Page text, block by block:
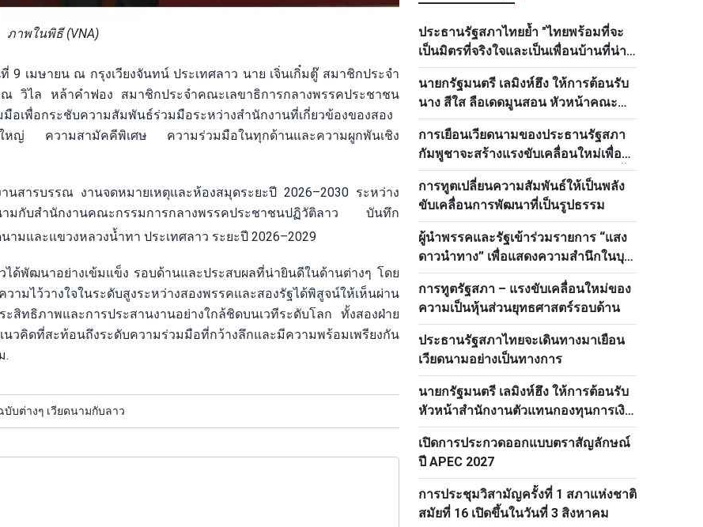
ภาพในพิธี (VNA)
9 เมษายน ณ กรุงเวียงจันทน์ ประเทศลาว นาย เจิ่นเกิ๋มตู๊ สมาชิกประจำ
วิไล หล้าคำฟอง สมาชิกประจำคณะเลขาธิการกลางพรรคประชาชน
อเพื่อกระชับความสัมพันธ์ร่วมมือระหว่างสำนักงานที่เกี่ยวข้องของสอง
หญ่ ความสามัคคีพิเศษ ความร่วมมือในทุกด้านและความผูกพันเชิง
นสารบรรณ งานจดหมายเหตุและห้องสมุดระยะปี 2026–2030 ระหว่าง
ามกับสำนักงานคณะกรรมการกลางพรรคประชาชนปฏิวัติลาว บันทึก
นามและแขวงหลวงน้ำทา ประเทศลาว ระยะปี 2026–2029
ด้พัฒนาอย่างเข้มแข็ง รอบด้านและประสบผลที่น่ายินดีในด้านต่างๆ โดย
ไว้วางใจในระดับสูงระหว่างสองพรรคและสองรัฐได้พิสูจน์ให้เห็นผ่าน
สิทธิภาพและการประสานงานอย่างใกล้ชิดบนเวทีระดับโลก ทั้งสองฝ่าย
วคิดที่สะท้อนถึงระดับความร่วมมือที่กว้างลึกและมีความพร้อมเพรียงกัน
.
บต่างๆ เวียดนามกับลาว
ประธานรัฐสภาไทยย้ำ "ไทยพร้อมที่จะ
เป็นมิตรที่จริงใจและเป็นเพื่อนบ้านที่น่า
ไว้วางใจของเวียดนามเสมอ"
นายกรัฐมนตรี เลมิงห์ฮึง ให้การต้อนรับ
นาง สีใส ลือเดดมูนสอน หัวหน้าคณะ
กรรมการด้านบุคลากรส่วนกลางพรรค
ประชาชนปฏิวัติลาว
การเยือนเวียดนามของประธานรัฐสภา
กัมพูชาจะสร้างแรงขับเคลื่อนใหม่เพื่อ
นำความสัมพันธ์ระหว่างสองประเทศขึ้น
สู่ขั้นสูงใหม่
การทูตเปลี่ยนความสัมพันธ์ให้เป็นพลัง
ขับเคลื่อนการพัฒนาที่เป็นรูปธรรม
ผู้นำพรรคและรัฐเข้าร่วมรายการ “แสง
ดาวนำทาง” เพื่อแสดงความสำนึกในบุญ
คุญต่อวีรชน ทหารพลีชีพเพื่อชาติ
การทูตรัฐสภา – แรงขับเคลื่อนใหม่ของ
ความเป็นหุ้นส่วนยุทธศาสตร์รอบด้าน
ประธานรัฐสภาไทยจะเดินทางมาเยือน
เวียดนามอย่างเป็นทางการ
นายกรัฐมนตรี เลมิงห์ฮึง ให้การต้อนรับ
หัวหน้าสำนักงานตัวแทนกองทุนการเงิน
ระหว่างประเทศ
เปิดการประกวดออกแบบตราสัญลักษณ์
ปี APEC 2027
การประชุมวิสามัญครั้งที่ 1 สภาแห่งชาติ
สมัยที่ 16 เปิดขึ้นในวันที่ 3 สิงหาคม